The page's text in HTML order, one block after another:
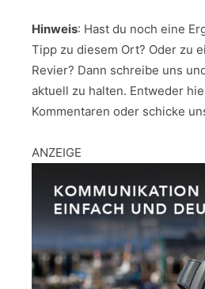
Hinweis: Hast du noch eine
Tipp zu diesem Ort? Oder zu
Revier? Dann schreibe uns
aktuell zu halten. Entweder
Kommentaren oder schicke
ANZEIGE